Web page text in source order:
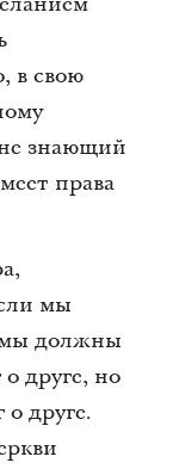
в свою
знающий
права
мы
должны
друге, но
друге.